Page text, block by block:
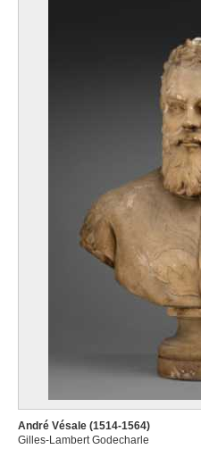
André Vésale (1514-1564)
Gilles-Lambert Godecharle